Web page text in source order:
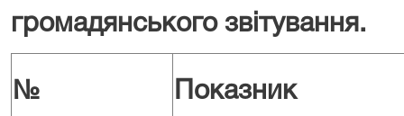
громадянського звітування.
№ Показник